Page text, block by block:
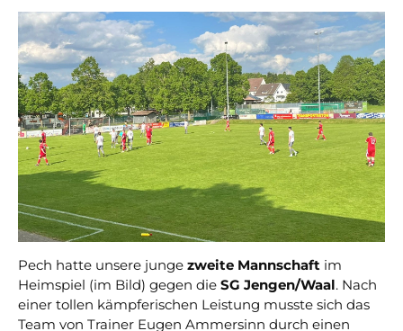
Pech hatte unsere junge zweite Mannschaft im
Heimspiel (im Bild) gegen die SG Jengen/Waal. Nach
einer tollen kämpferischen Leistung musste sich das
Team von Trainer Eugen Ammersinn durch einen